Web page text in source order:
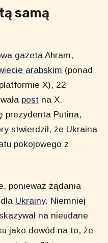
samą
gazeta Ahram,
arabskim (ponad
X), 22
post na X.
prezydenta Putina,
stwierdził, że Ukraina
pokojowego z
ponieważ żądania
Ukrainy. Niemniej
na nieudane
jako dowód na to, że